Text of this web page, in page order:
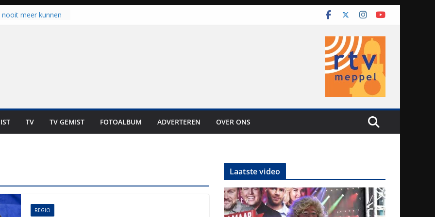
nooit meer kunnen
in gebruik
“Dit is altijd een
TV TV GEMIST FOTOALBUM ADVERTEREN OVER ONS
REGIO
Laatste video